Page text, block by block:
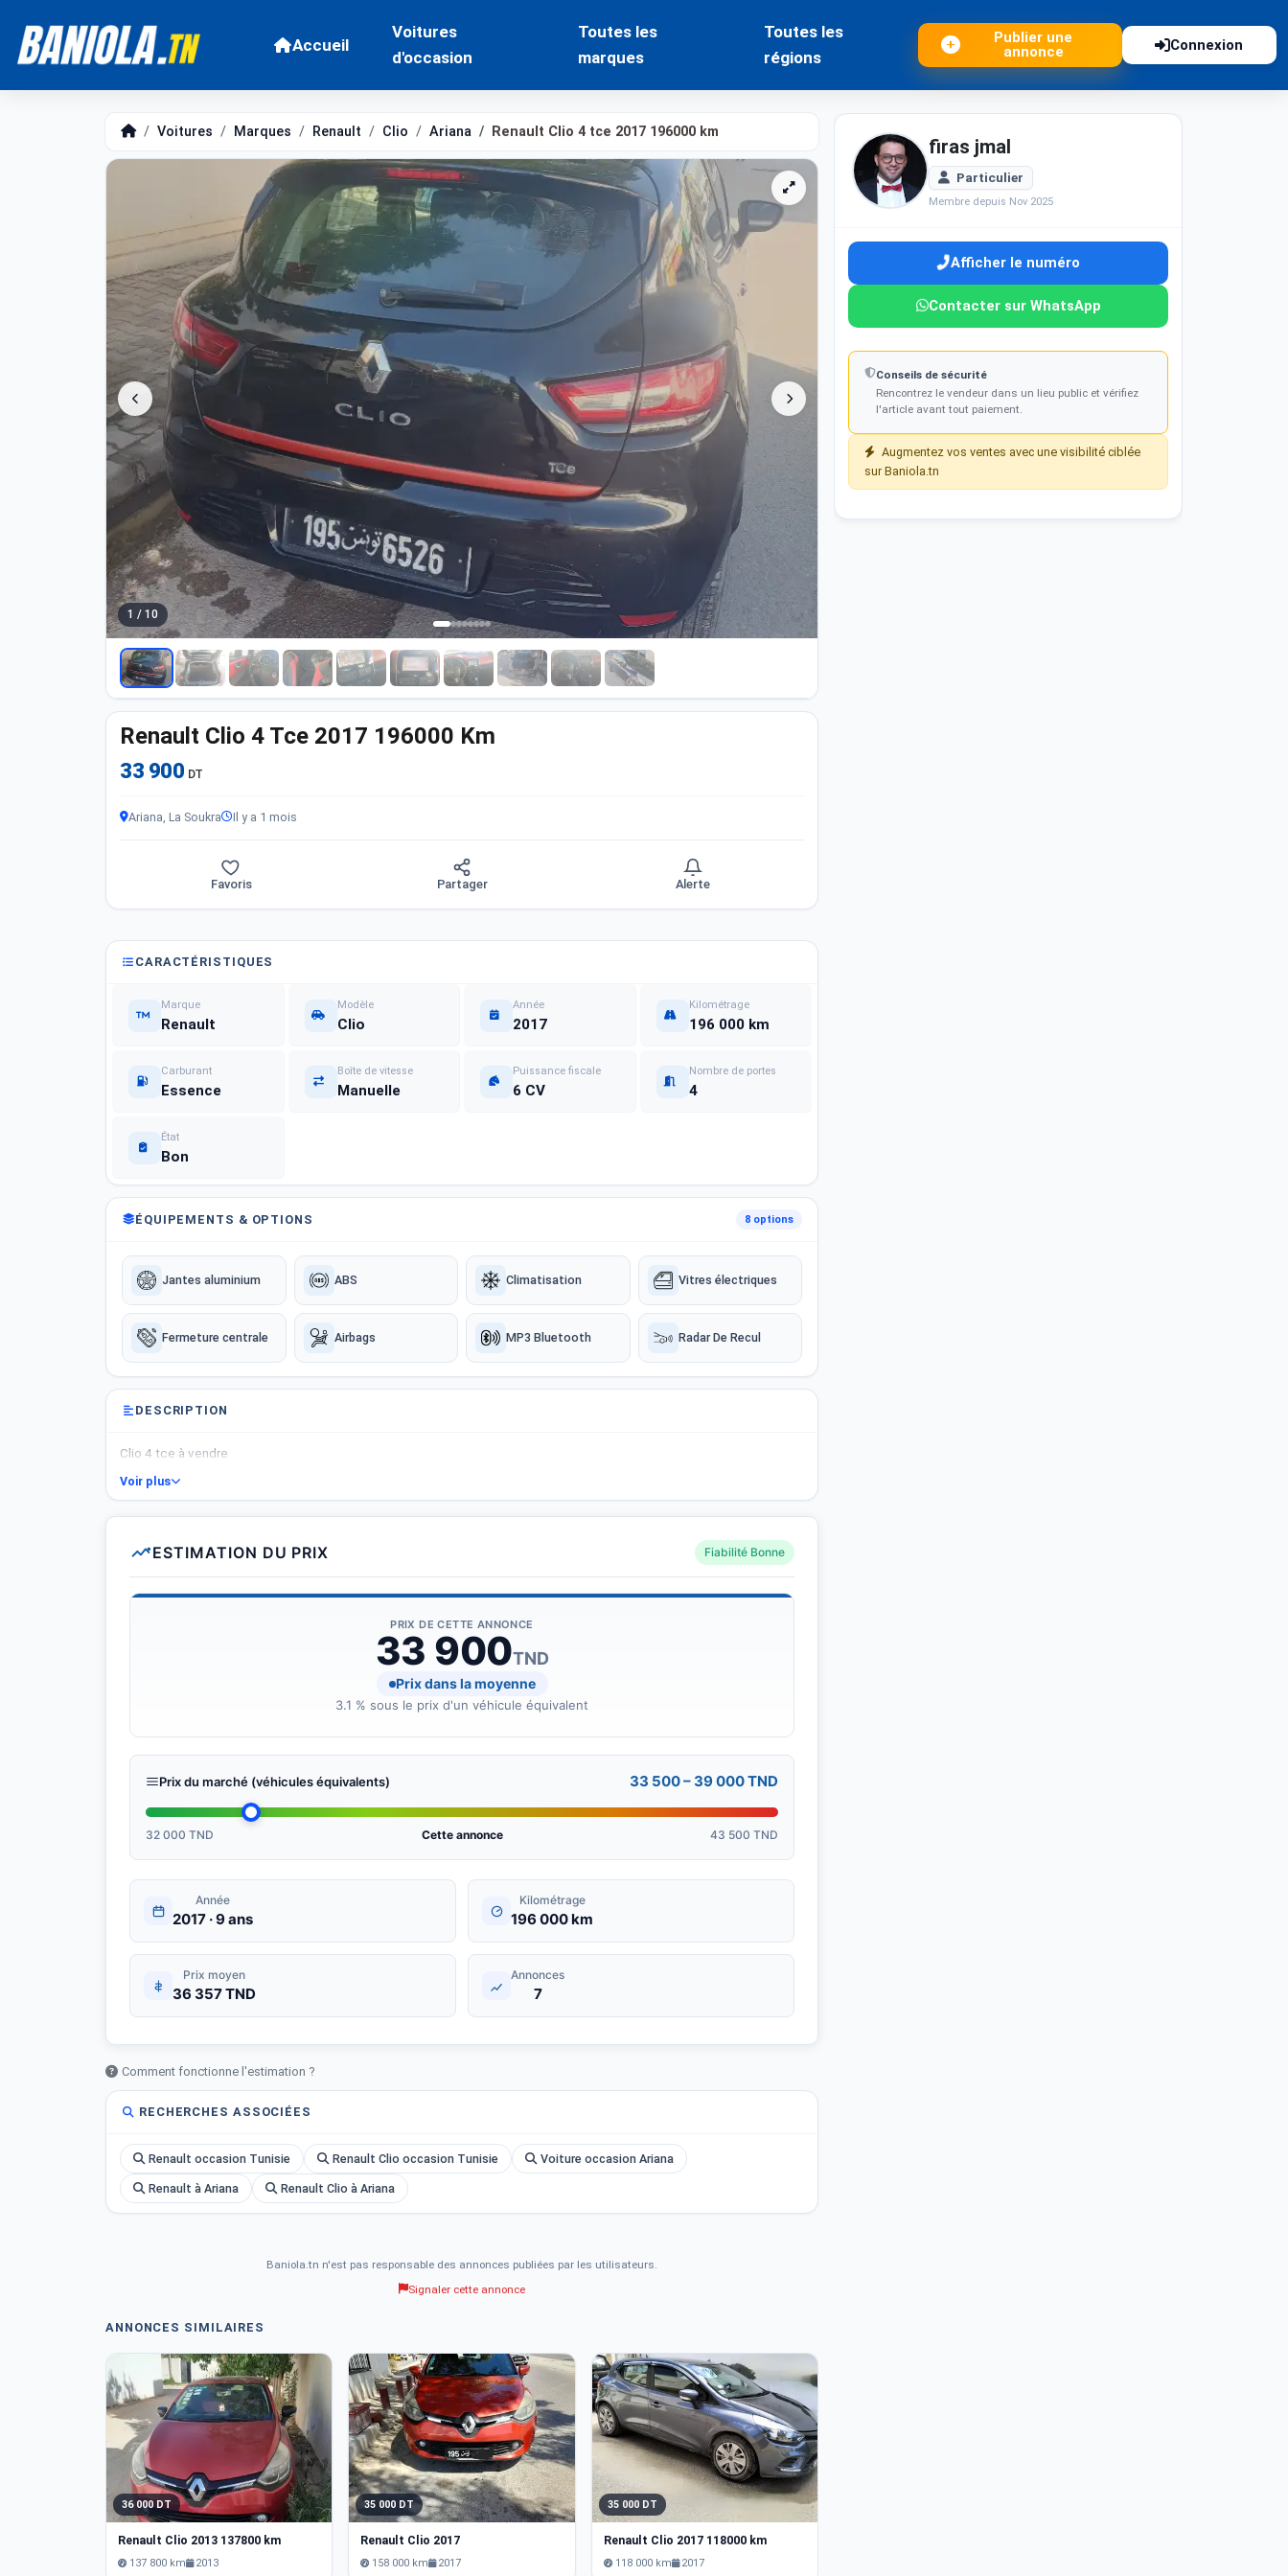
Accueil
Voitures
d'occasion
Toutes les
marques
Toutes les
régions
Publier une
annonce
Connexion
Voitures Marques Renault Clio Ariana Renault Clio 4 tce 2017 196000 km
1 / 10
Renault Clio 4 Tce 2017 196000 Km
33 900 DT
Ariana, La Soukra Il y a 1 mois
Favoris Partager Alerte
CARACTÉRISTIQUES
Marque
Renault
Modèle
Clio
Année
2017
Kilométrage
196 000 km
Carburant
Essence
Boîte de vitesse
Manuelle
Puissance fiscale
6 CV
Nombre de portes
4
État
Bon
ÉQUIPEMENTS & OPTIONS 8 options
Jantes aluminium ABS Climatisation Vitres électriques
Fermeture centrale Airbags MP3 Bluetooth Radar De Recul
DESCRIPTION
Clio 4 tce à vendre
Voir plus
ESTIMATION DU PRIX Fiabilité Bonne
PRIX DE CETTE ANNONCE
33 900TND
Prix dans la moyenne
3.1 % sous le prix d'un véhicule équivalent
Prix du marché (véhicules équivalents) 33 500 – 39 000 TND
32 000 TND Cette annonce 43 500 TND
Année
2017 · 9 ans
Kilométrage
196 000 km
Prix moyen
36 357 TND
Annonces
7
Comment fonctionne l'estimation ?
RECHERCHES ASSOCIÉES
Renault occasion Tunisie Renault Clio occasion Tunisie Voiture occasion Ariana
Renault à Ariana Renault Clio à Ariana
Baniola.tn n'est pas responsable des annonces publiées par les utilisateurs.
Signaler cette annonce
ANNONCES SIMILAIRES
36 000 DT
Renault Clio 2013 137800 km
137 800 km 2013
35 000 DT
Renault Clio 2017
158 000 km 2017
35 000 DT
Renault Clio 2017 118000 km
118 000 km 2017
firas jmal
Particulier
Membre depuis Nov 2025
Afficher le numéro
Contacter sur WhatsApp
Conseils de sécurité
Rencontrez le vendeur dans un lieu public et vérifiez
l'article avant tout paiement.
Augmentez vos ventes avec une visibilité ciblée
sur Baniola.tn